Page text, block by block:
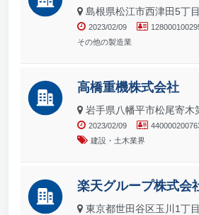
島根県松江市西津田5丁
2023/02/09
その他の製造業
高橋重機株式会社
岩手県八幡平市松尾寄木
2023/02/09
建設・土木業界
楽天グループ株式会
東京都世田谷区玉川1丁